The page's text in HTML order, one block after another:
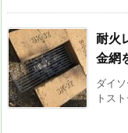
耐火
金網
ダイ
トス